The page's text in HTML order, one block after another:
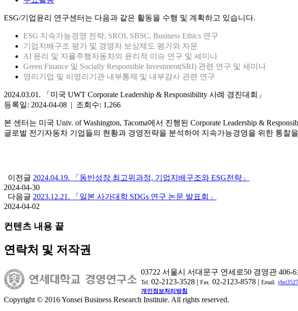
ESG/기업윤리 연구센터는 다음과 같은 활동을 수행 및 계획하고 있습니다.
ESG 지속가능경영 전략, SROI, SBSC, Business Ethics 연구
기업지배구조 평가 및 경영자 보상제도 평가와 자문
AI 윤리 및 자율주행자동차의 윤리적 이슈 연구 및 세미나
Green Finance 및 Socially Responsible Investment(SRI) 관련 연구 및 세미나
영리기업 및 비영리기관 내부통제 및 내부감사 관련 연구
2024.03.01. 「미국 UWT Corporate Leadership & Responsibility 사례 경진대회」
등록일: 2024-04-08 | 조회수: 1,266
본 센터는 미국 Univ. of Washington, Tacoma에서 진행된 Corporate Leadership &
글로벌 전기자동차 기업들의 현황과 경영전략을 분석하여 지속가능경영을 위한 통찰
이전글 2024.04.19. 「동반성장 최고위과정, 기업지배구조와 ESG전략」
2024-04-30
다음글 2023.12.21. 「일본 사가대학 SDGs 연구 논문 발표회」
2024-04-02
컨텐츠 내용 끝
연락처 및 저작권
03722 서울시 서대문구 연세로50 경영관 406-
Tel. 02-2123-3528 | Fax. 02-2123-8578 | Email.
개인정보처리방침
Copyright © 2016 Yonsei Business Research Institute. All rights reserved.